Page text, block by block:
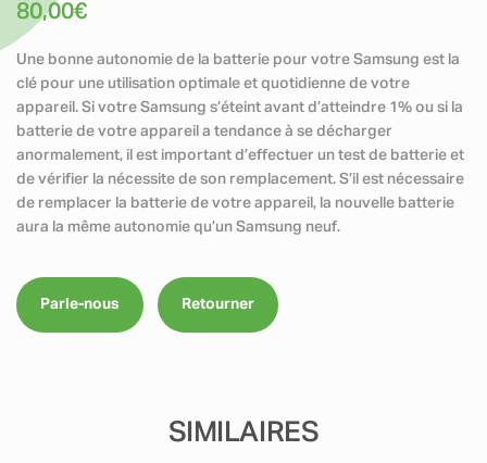
80,00€
Une bonne autonomie de la batterie pour votre Samsung est la
clé pour une utilisation optimale et quotidienne de votre
appareil. Si votre Samsung s’éteint avant d’atteindre 1% ou si la
batterie de votre appareil a tendance à se décharger
anormalement, il est important d’effectuer un test de batterie et
de vérifier la nécessite de son remplacement. S’il est nécessaire
de remplacer la batterie de votre appareil, la nouvelle batterie
aura la même autonomie qu’un Samsung neuf.
Parle-nous Retourner
SIMILAIRES